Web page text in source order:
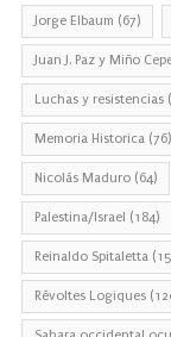
Jorge Elbaum (67)
Juan J. Paz y Miño
Luchas y resistencias
Memoria Historica (76)
Nicolás Maduro (64)
Palestina/Israel (184)
Reinaldo Spitaletta
Révoltes Logiques